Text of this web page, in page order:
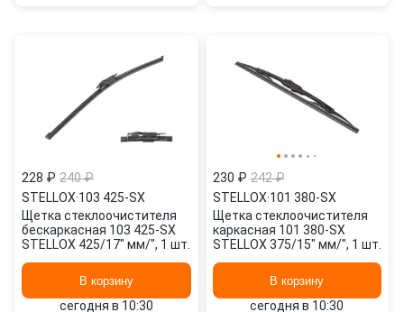
228 ₽ 240 ₽
STELLOX·103 425-SX
Щетка стеклоочистителя
бескаркасная 103 425-SX
STELLOX 425/17" мм/", 1 шт.
В корзину
сегодня в 10:30
230 ₽ 242 ₽
STELLOX·101 380-SX
Щетка стеклоочистителя
каркасная 101 380-SX
STELLOX 375/15" мм/", 1 шт.
В корзину
сегодня в 10:30